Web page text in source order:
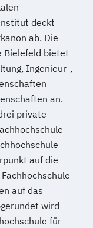
deckt
ab. Die
Bielefeld bietet
Ingenieur-,
an.
private
auf die
auf das
wird
für